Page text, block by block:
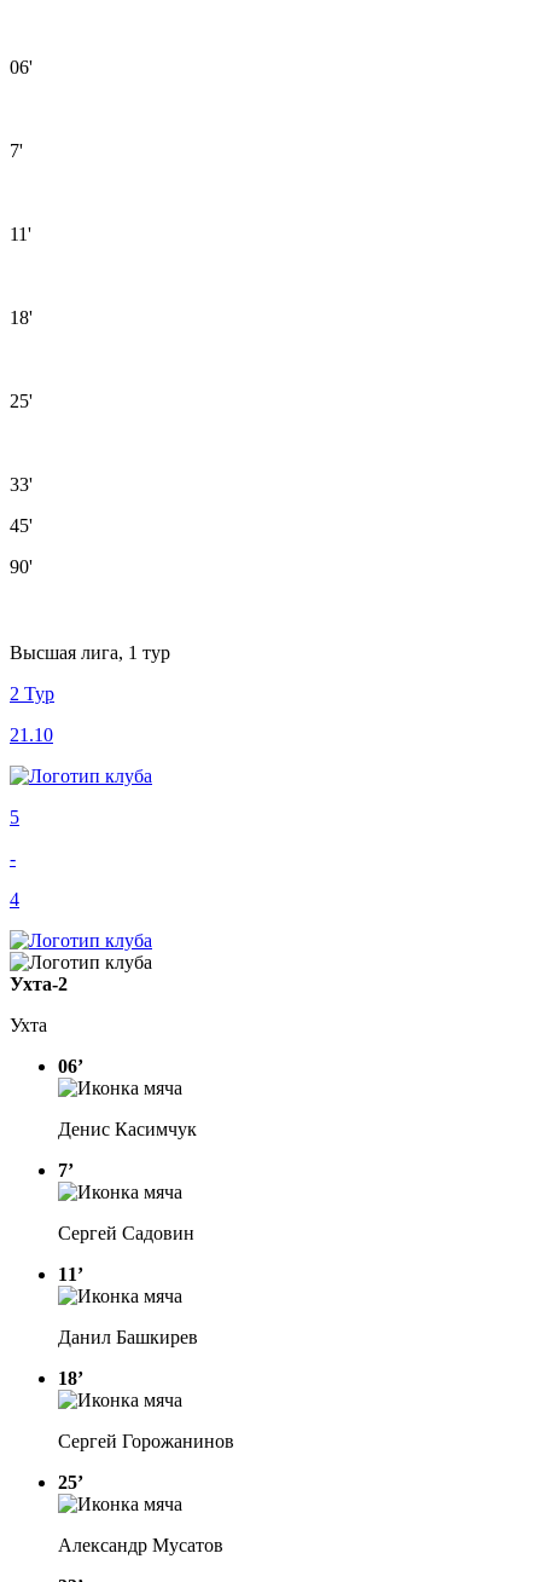
06'
7'
11'
18'
25'
33'
45'
90'
Высшая лига, 1 тур
2 Тур
21.10
5
-
4
Ухта-2
Ухта
06’
Денис Касимчук
7’
Сергей Садовин
11’
Данил Башкирев
18’
Сергей Горожанинов
25’
Александр Мусатов